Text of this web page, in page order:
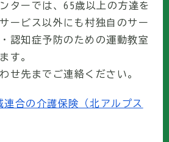
ターでは、65歳以上の方達を
ービス以外にも村独自のサー
認知症予防のための運動教室
す。
せ先までご連絡ください。
連合の介護保険（北アルプス